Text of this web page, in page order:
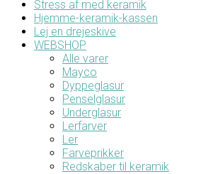
Stress af med keramik
Hjemme-keramik-kassen
Lej en drejeskive
WEBSHOP
Alle varer
Mayco
Dyppeglasur
Penselglasur
Underglasur
Lerfarver
Ler
Farveprikker
Redskaber til keramik